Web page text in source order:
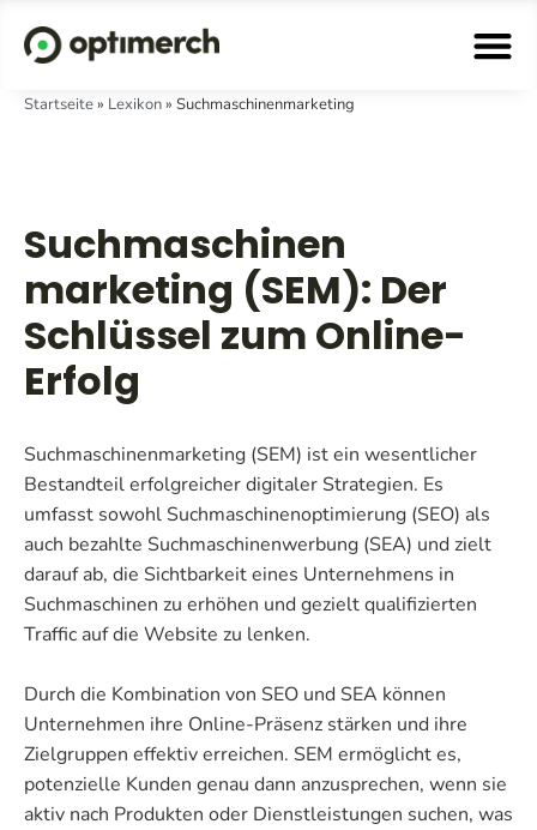
Startseite» Lexikon» Suchmaschinenmarketing
Suchmaschinen
marketing (SEM): Der
Schlüssel zum Online-
Erfolg
Suchmaschinenmarketing (SEM) ist ein wesentlicher
Bestandteil erfolgreicher digitaler Strategien. Es
umfasst sowohl Suchmaschinenoptimierung (SEO) als
auch bezahlte Suchmaschinenwerbung (SEA) und zielt
darauf ab, die Sichtbarkeit eines Unternehmens in
Suchmaschinen zu erhöhen und gezielt qualifizierten
Traffic auf die Website zu lenken.
Durch die Kombination von SEO und SEA können
Unternehmen ihre Online-Präsenz stärken und ihre
Zielgruppen effektiv erreichen. SEM ermöglicht es,
potenzielle Kunden genau dann anzusprechen, wenn sie
aktiv nach Produkten oder Dienstleistungen suchen, was